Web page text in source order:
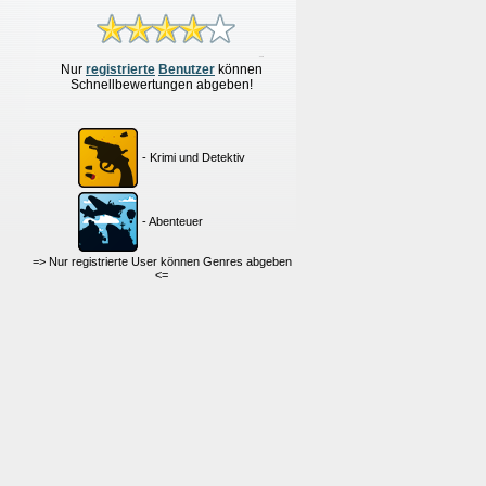
Nur registrierte Benutzer können
Schnellbewertungen abgeben!
- Krimi und Detektiv
- Abenteuer
=> Nur registrierte User können Genres abgeben
<=